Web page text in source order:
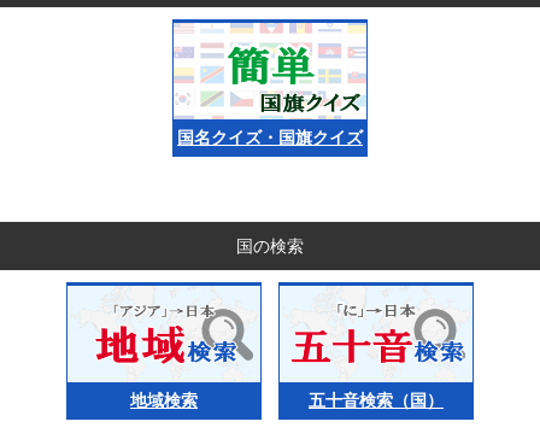
国名クイズ・国旗クイズ
国の検索
地域検索 五十音検索（国）